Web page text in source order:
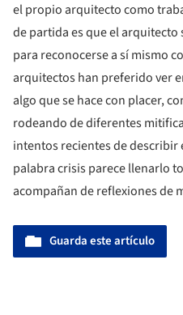
el propio arquitecto como
de partida es que el
para reconocerse a sí mismo
arquitectos han preferido ver
algo que se hace con placer,
rodeando de diferentes
intentos recientes de describir
palabra crisis parece llenarlo
acompañan de reflexiones de
Guarda este artículo